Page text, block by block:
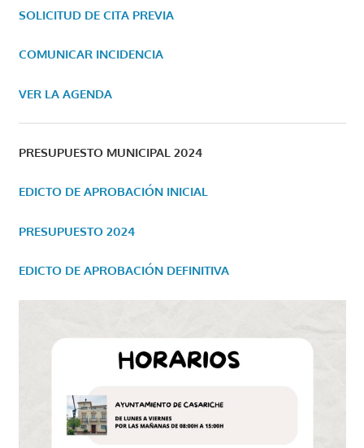
SOLICITUD DE CITA PREVIA
COMUNICAR INCIDENCIA
VER LA AGENDA
PRESUPUESTO MUNICIPAL 2024
EDICTO DE APROBACIÓN INICIAL
PRESUPUESTO 2024
EDICTO DE APROBACIÓN DEFINITIVA